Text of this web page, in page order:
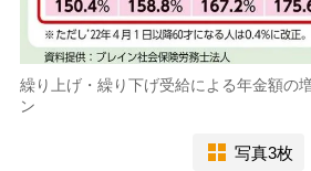
繰り上げ・繰り下げ受給による年金額の
ン
写真3枚